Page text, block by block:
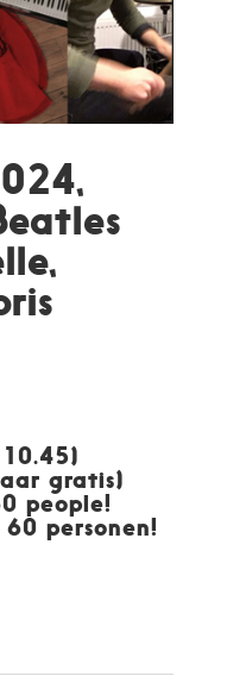
gratis)
people!
personen!